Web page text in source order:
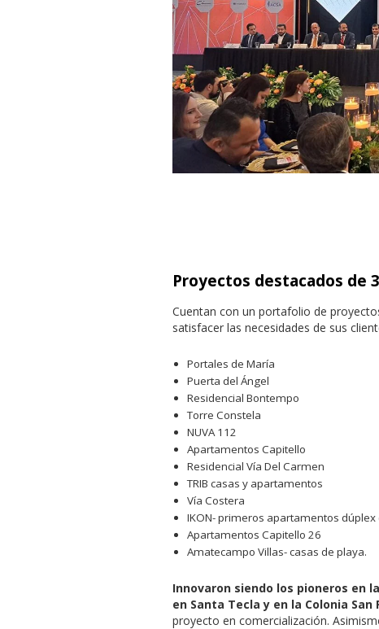
Proyectos destacados de
Cuentan con un portafolio de
satisfacer las necesidades de sus
Portales de María
Puerta del Ángel
Residencial Bontempo
Torre Constela
NUVA 112
Apartamentos Capitello
Residencial Vía Del Carmen
TRIB casas y apartamentos
Vía Costera
IKON- primeros apartamentos dúplex
Apartamentos Capitello 26
Amatecampo Villas- casas de playa.
Innovaron siendo los pioneros en
en Santa Tecla y en la Colonia San
proyecto en comercialización.